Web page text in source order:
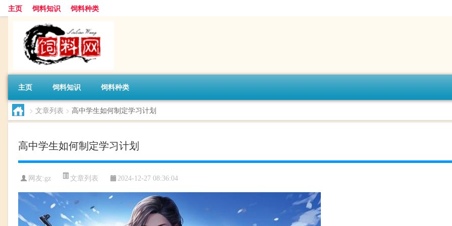
主页 饲料知识 饲料种类
主页 饲料知识 饲料种类
> 文章列表 > 高中学生如何制定学习计划
高中学生如何制定学习计划
网友:gz 文章列表 2024-12-27 08:36:04